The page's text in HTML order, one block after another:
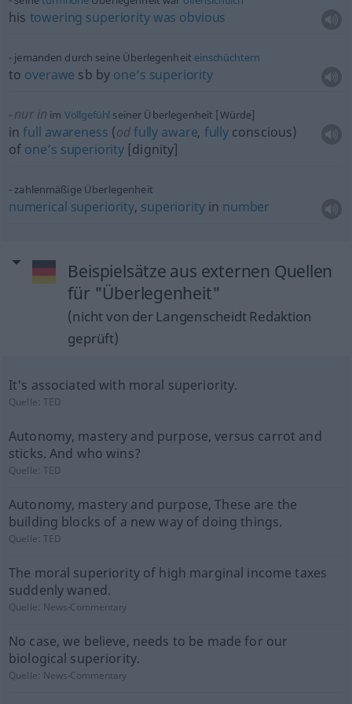
his towering superioritywas obvious
jemanden durch seine Überlegenheit einschüchtern
to overawe sb by one’s superiority
nur in im Vollgefühl seiner Überlegenheit [Würde]
infull awareness (odfully aware, fullyconscious)
of one’s superiority[dignity]
zahlenmäßige Überlegenheit
numerical superiority, superiorityin number
Beispielsätze aus externen Quellen
für "Überlegenheit"
(nicht von der Langenscheidt Redaktion
geprüft)
It's associated with moral superiority.
Quelle:TED
Autonomy, mastery and purpose, versus carrot and
sticks. And who wins?
Quelle:TED
Autonomy, mastery and purpose, These are the
building blocks of a new way of doing things.
Quelle:TED
The moral superiority of high marginal income taxes
suddenly waned.
Quelle: News-Commentary
No case, we believe, needs to be made for our
biological superiority.
Quelle: News-Commentary